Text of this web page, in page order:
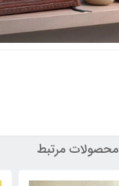
محصولات مرتبط